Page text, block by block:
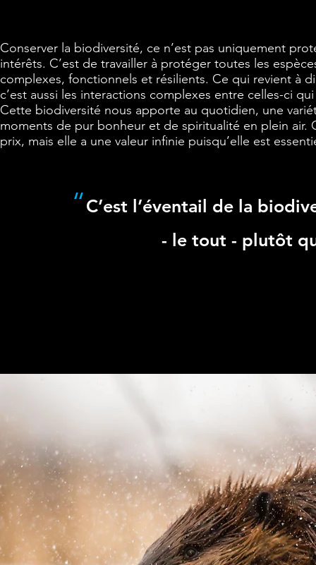
Conserver la biodiversité, ce n’est pas uniquement
intérêts. C’est de travailler à protéger toutes les
complexes, fonctionnels et résilients. Ce qui revient à
c’est aussi les interactions complexes entre celles-ci
Cette biodiversité nous apporte au quotidien, une
moments de pur bonheur et de spiritualité en plein air.
prix, mais elle a une valeur infinie puisqu’elle est
“C’est l’éventail de la
- le tout - plutôt